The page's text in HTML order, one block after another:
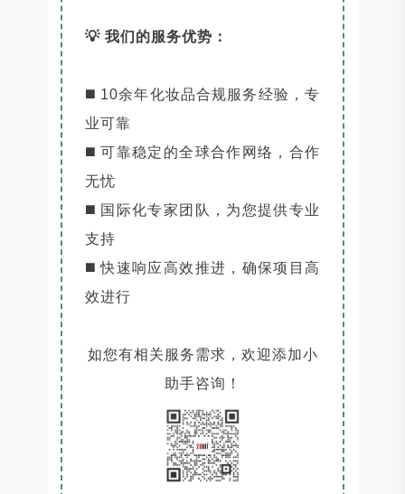
💡 我们的服务优势：
◼️ 10余年化妆品合规服务经验，专
业可靠
◼️ 可靠稳定的全球合作网络，合作
无忧
◼️ 国际化专家团队，为您提供专业
支持
◼️ 快速响应高效推进，确保项目高
效进行
如您有相关服务需求，欢迎添加小
助手咨询！